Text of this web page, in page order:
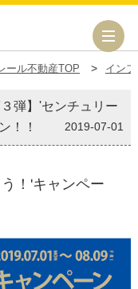
ール不動産TOP イン
弾】'センチュリー
！！
2019-07-01
！'キャンペー